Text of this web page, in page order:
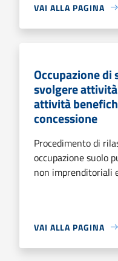
VAI ALLA PAGINA
Occupazione
svolgere
attività
concessione
Procedimento di
occupazione suolo
non imprenditoriali
VAI ALLA PAGINA